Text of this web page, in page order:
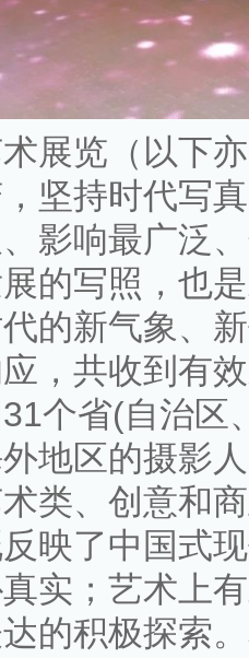
展览（以下
坚持时代写
影响最广泛
的写照，也
的新气象、
，共收到有
个省(自治区
地区的摄影
类、创意和
映了中国式
实；艺术上
的积极探索